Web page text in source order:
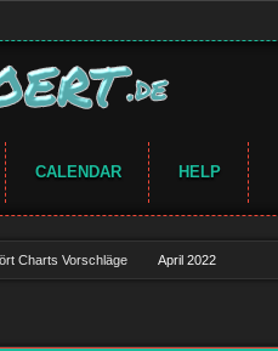
CALENDAR HELP
Charts Vorschläge April 2022